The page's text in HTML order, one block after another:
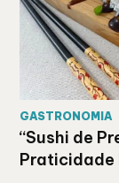
GASTRONOMIA
“Sushi de
Praticidade